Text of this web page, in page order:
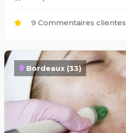
9 Commentaires clientes
Bordeaux (33)